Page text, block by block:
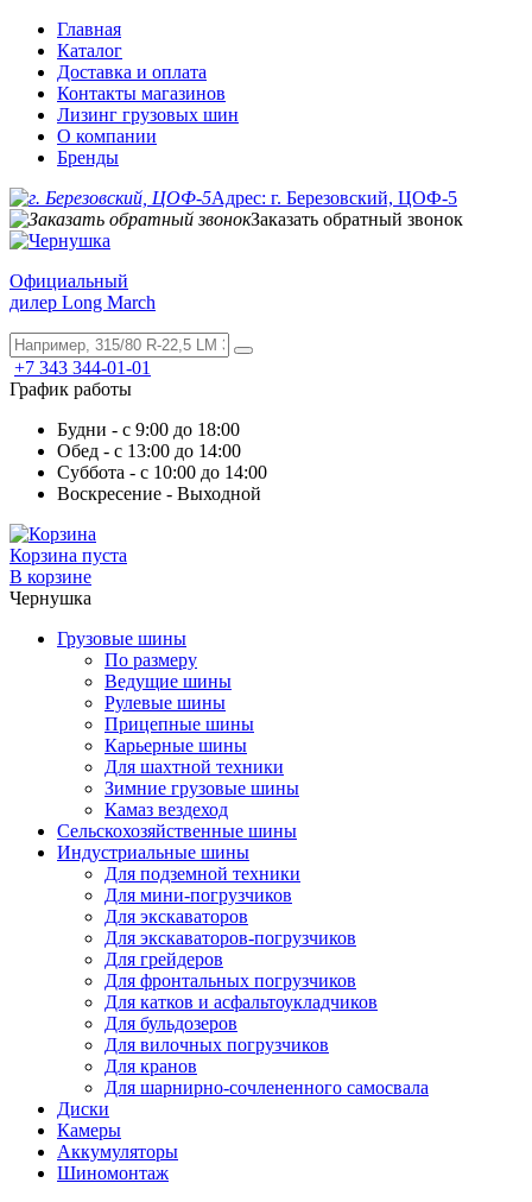
Главная
Каталог
Доставка и оплата
Контакты магазинов
Лизинг грузовых шин
О компании
Бренды
Адрес: г. Березовский, ЦОФ-5
Заказать обратный звонок
Официальный
дилер Long March
+7 343 344-01-01
График работы
Будни - с 9:00 до 18:00
Обед - с 13:00 до 14:00
Суббота - с 10:00 до 14:00
Воскресение - Выходной
Корзина пуста
В корзине
Чернушка
Грузовые шины
По размеру
Ведущие шины
Рулевые шины
Прицепные шины
Карьерные шины
Для шахтной техники
Зимние грузовые шины
Камаз вездеход
Сельскохозяйственные шины
Индустриальные шины
Для подземной техники
Для мини-погрузчиков
Для экскаваторов
Для экскаваторов-погрузчиков
Для грейдеров
Для фронтальных погрузчиков
Для катков и асфальтоукладчиков
Для бульдозеров
Для вилочных погрузчиков
Для кранов
Для шарнирно-сочлененного самосвала
Диски
Камеры
Аккумуляторы
Шиномонтаж